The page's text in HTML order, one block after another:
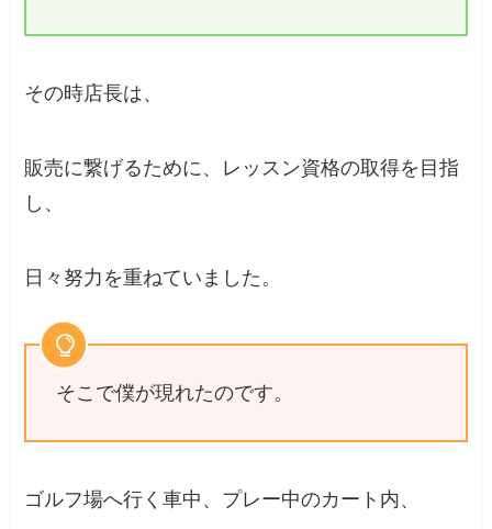
その時店長は、
販売に繋げるために、レッスン資格の取得を目指
し、
日々努力を重ねていました。
そこで僕が現れたのです。
ゴルフ場へ行く車中、プレー中のカート内、